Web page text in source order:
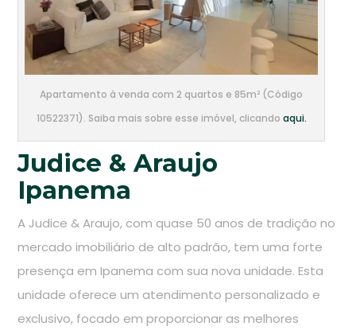
Apartamento à venda com 2 quartos e 85m² (Código
10522371). Saiba mais sobre esse imóvel, clicando aqui.
Judice & Araujo
Ipanema
A Judice & Araujo, com quase 50 anos de tradição no
mercado imobiliário de alto padrão, tem uma forte
presença em Ipanema com sua nova unidade. Esta
unidade oferece um atendimento personalizado e
exclusivo, focado em proporcionar as melhores